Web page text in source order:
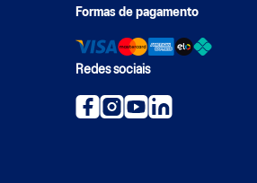
Formas de pagamento
Redes sociais